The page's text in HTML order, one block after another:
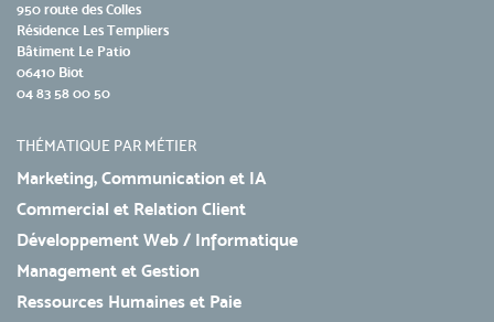
950 route des Colles
Résidence Les Templiers
Bâtiment Le Patio
06410 Biot
04 83 58 00 50
THÉMATIQUE PAR MÉTIER
Marketing, Communication et IA
Commercial et Relation Client
Développement Web / Informatique
Management et Gestion
Ressources Humaines et Paie